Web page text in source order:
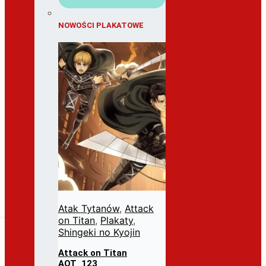
NOWOŚCI PLAKATOWE
Atak Tytanów, Attack
on Titan, Plakaty,
Shingeki no Kyojin
Attack on Titan
AOT_123